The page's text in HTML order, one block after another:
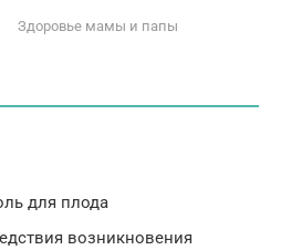
Здоровье мамы и папы
для плода
возникновения